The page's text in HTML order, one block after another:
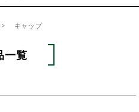
キャップ
一覧